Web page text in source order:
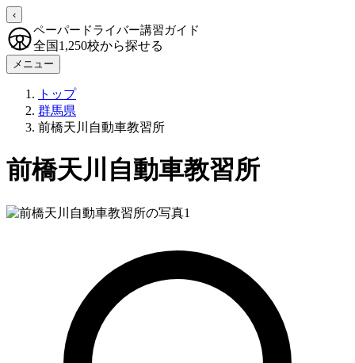
‹
ペーパードライバー講習ガイド
全国1,250校から探せる
メニュー
トップ
群馬県
前橋天川自動車教習所
前橋天川自動車教習所